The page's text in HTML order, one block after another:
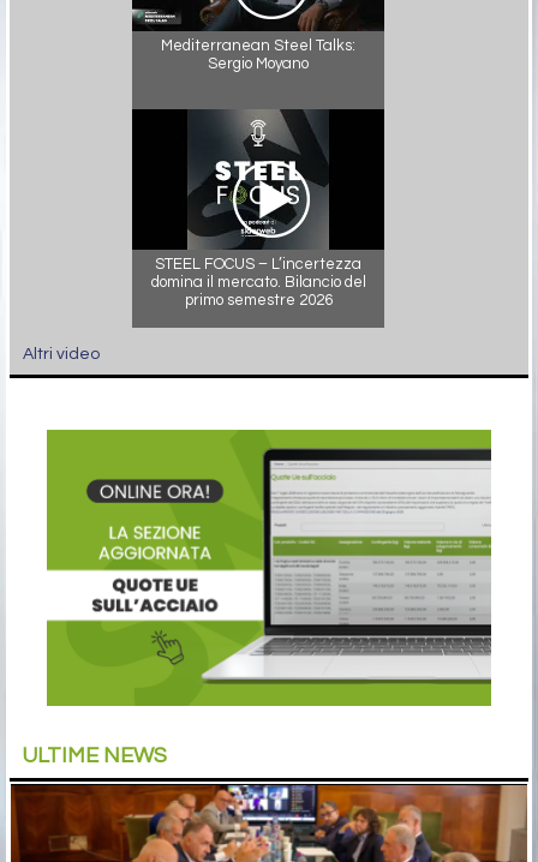
Mediterranean Steel Talks:
Sergio Moyano
STEEL FOCUS – L’incertezza
domina il mercato. Bilancio del
primo semestre 2026
Altri video
ULTIME NEWS